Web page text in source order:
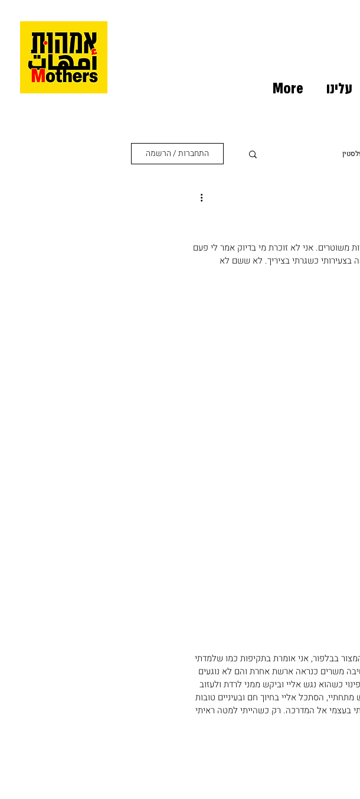
עלינו More
התחברות / הרשמה
משוטרים. אני לא זוכרת מי בדיוק אמר לי פעם
בצעירותי כשגרתי בציריך. לא ששם לא
בבלפור, אני אומרת בתקיפות כמו שלמדתי
משרים כנראה ארשת אחרת והם לא נוגעים
כשהוא נגש אליי וביקש ממני לרדת ולעזוב
הסתכל אליי בחיוך חם ובעיניים טובות
בעצמי אל המדרכה. רק כשהייתי למטה ראיתי